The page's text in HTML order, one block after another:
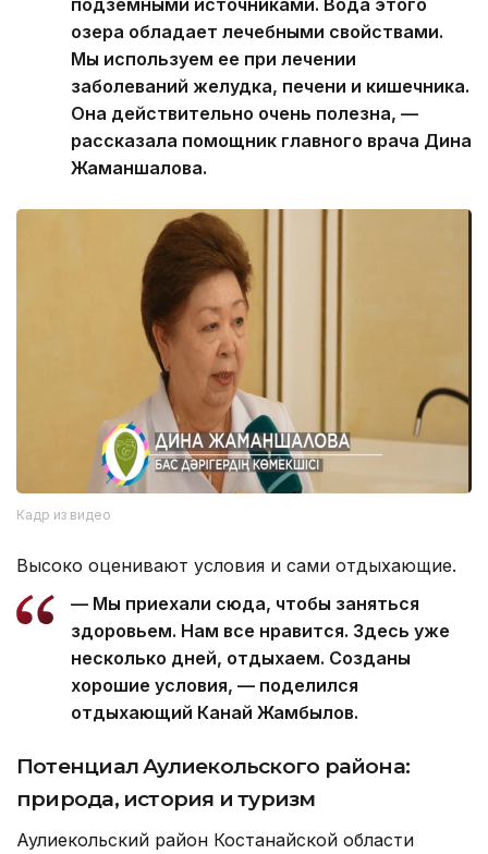
озера обладает лечебными свойствами.
Мы используем ее при лечении
заболеваний желудка, печени и кишечника.
Она действительно очень полезна, —
рассказала помощник главного врача Дина
Жаманшалова.
Кадр из видео
Высоко оценивают условия и сами отдыхающие.
— Мы приехали сюда, чтобы заняться
здоровьем. Нам все нравится. Здесь уже
несколько дней, отдыхаем. Созданы
хорошие условия, — поделился
отдыхающий Канай Жамбылов.
Потенциал Аулиекольского района:
природа, история и туризм
Аулиекольский район Костанайской области